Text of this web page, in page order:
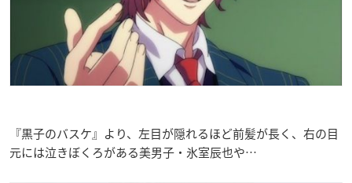
『黒子のバスケ』より、左目が隠れるほど前髪が長く、右の目
元には泣きぼくろがある美男子・氷室辰也や…